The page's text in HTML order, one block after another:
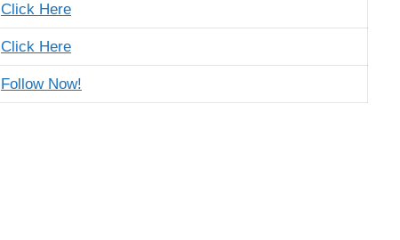
Click Here
Click Here
Follow Now!